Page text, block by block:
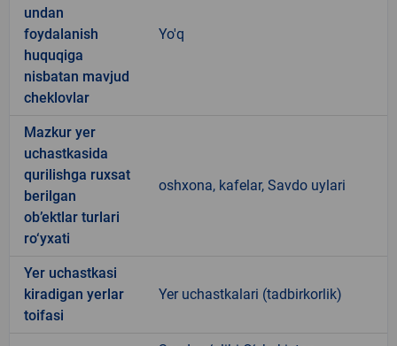
undan
foydalanish
huquqiga
nisbatan mavjud
cheklovlar
Yo'q
Mazkur yer
uchastkasida
qurilishga ruxsat
berilgan
ob’ektlar turlari
ro‘yxati
oshxona, kafelar, Savdo uylari
Yer uchastkasi
kiradigan yerlar
toifasi
Yer uchastkalari (tadbirkorlik)